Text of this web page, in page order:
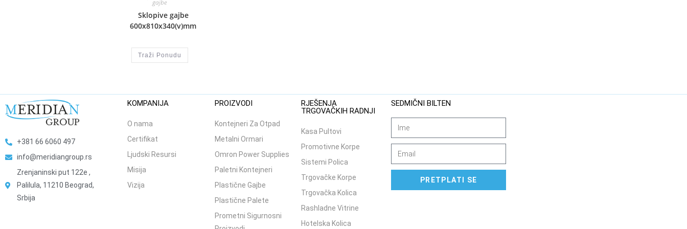
gajbe
Sklopive gajbe
600x810x340(v)mm
Traži Ponudu
+381 66 6060 497
info@meridiangroup.rs
Zrenjaninski put 122e ,
Palilula, 11210 Beograd,
Srbija
KOMPANIJA
O nama
Certifikat
Ljudski Resursi
Misija
Vizija
PROIZVODI
Kontejneri Za Otpad
Metalni Ormari
Omron Power Supplies
Paletni Kontejneri
Plastične Gajbe
Plastične Palete
Prometni Sigurnosni
RJEŠENJA
TRGOVAČKIH RADNJI
Kasa Pultovi
Promotivne Korpe
Sistemi Polica
Trgovačke Korpe
Trgovačka Kolica
Rashladne Vitrine
Hotelska Kolica
SEDMIČNI BILTEN
PRETPLATI SE